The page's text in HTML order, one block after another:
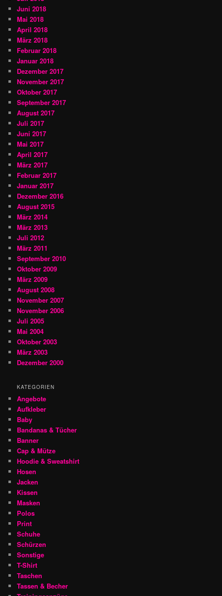
Juni 2018
Mai 2018
April 2018
März 2018
Februar 2018
Januar 2018
Dezember 2017
November 2017
Oktober 2017
September 2017
August 2017
Juli 2017
Juni 2017
Mai 2017
April 2017
März 2017
Februar 2017
Januar 2017
Dezember 2016
August 2015
März 2014
März 2013
Juli 2012
März 2011
September 2010
Oktober 2009
März 2009
August 2008
November 2007
November 2006
Juli 2005
Mai 2004
Oktober 2003
März 2003
Dezember 2000
KATEGORIEN
Angebote
Aufkleber
Baby
Bandanas & Tücher
Banner
Cap & Mütze
Hoodie & Sweatshirt
Hosen
Jacken
Kissen
Masken
Polos
Print
Schuhe
Schürzen
Sonstige
T-Shirt
Taschen
Tassen & Becher